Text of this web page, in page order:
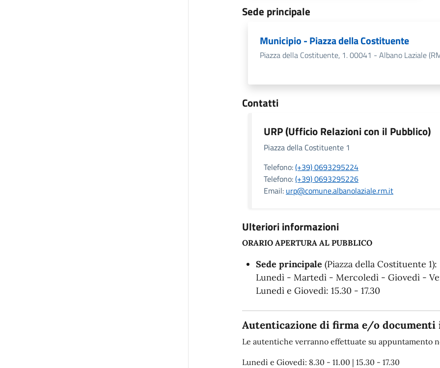
Sede principale
Municipio - Piazza della Costituente
Piazza della Costituente, 1. 00041 - Albano Laziale
Contatti
URP (Ufficio Relazioni con il Pubblico)
Piazza della Costituente 1
Telefono:(+39) 0693295224
Telefono:(+39) 0693295226
Email: urp@comune.albanolaziale.rm.it
Ulteriori informazioni
ORARIO APERTURA AL PUBBLICO
Sede principale (Piazza della Costituente 1):
Lunedì - Martedì - Mercoledì - Giovedì -
Lunedì e Giovedì: 15.30 - 17.30
Autenticazione di firma e/o documenti
Le autentiche verranno effettuate su appuntamento
Lunedì e Giovedì: 8.30 - 11.00 | 15.30 - 17.30